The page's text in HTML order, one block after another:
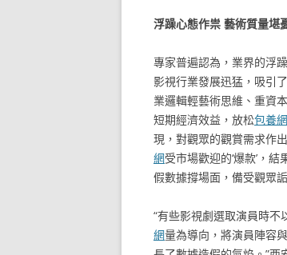
浮躁心態作祟 藝術質量堪
專家普遍認為，業界的浮
影視行業發展迅猛，吸引
業邏輯輕藝術思維、重資
短期經濟效益，放松包養網
現，對觀眾的觀賞需求作
網受市場歡迎的‘爆款’，
假數據撐場面，備受觀眾詬
“有些影視劇選取演員時
網量為導向，將演員陣容與